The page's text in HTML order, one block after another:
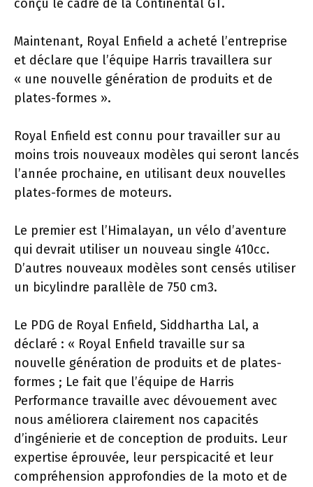
conçu le cadre de la Continental GT.
Maintenant, Royal Enfield a acheté l’entreprise
et déclare que l’équipe Harris travaillera sur
« une nouvelle génération de produits et de
plates-formes ».
Royal Enfield est connu pour travailler sur au
moins trois nouveaux modèles qui seront lancés
l’année prochaine, en utilisant deux nouvelles
plates-formes de moteurs.
Le premier est l’Himalayan, un vélo d’aventure
qui devrait utiliser un nouveau single 410cc.
D’autres nouveaux modèles sont censés utiliser
un bicylindre parallèle de 750 cm3.
Le PDG de Royal Enfield, Siddhartha Lal, a
déclaré : « Royal Enfield travaille sur sa
nouvelle génération de produits et de plates-
formes ; Le fait que l’équipe de Harris
Performance travaille avec dévouement avec
nous améliorera clairement nos capacités
d’ingénierie et de conception de produits. Leur
expertise éprouvée, leur perspicacité et leur
compréhension approfondies de la moto et de